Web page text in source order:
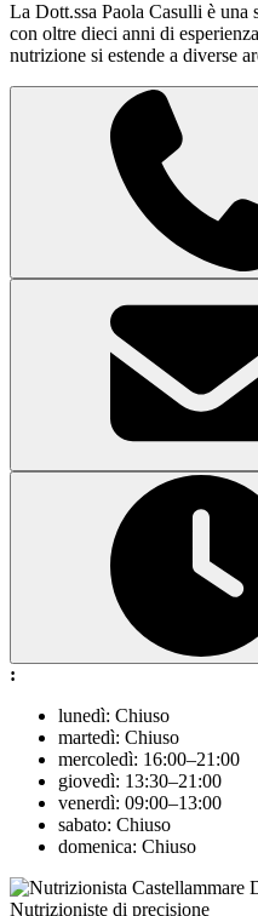
La Dott.ssa Paola Casulli è una
con oltre dieci anni di
nutrizione si estende a diverse
:
lunedì: Chiuso
martedì: Chiuso
mercoledì: 16:00–21:00
giovedì: 13:30–21:00
venerdì: 09:00–13:00
sabato: Chiuso
domenica: Chiuso